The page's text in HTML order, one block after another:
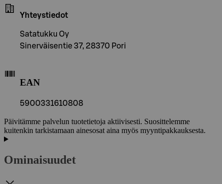
Yhteystiedot
Satatukku Oy
Sinerväisentie 37, 28370 Pori
EAN
5900331610808
Päivitämme palvelun tuotetietoja aktiivisesti. Suosittelemme
kuitenkin tarkistamaan ainesosat aina myös myyntipakkauksesta.
Ominaisuudet